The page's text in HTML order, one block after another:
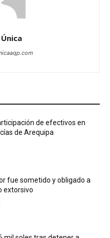
de efectivos en
de Arequipa
fue sometido y obligado a
extorsivo